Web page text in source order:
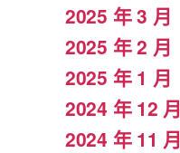
2025 年 3 月
2025 年 2 月
2025 年 1 月
2024 年 12 月
2024 年 11 月